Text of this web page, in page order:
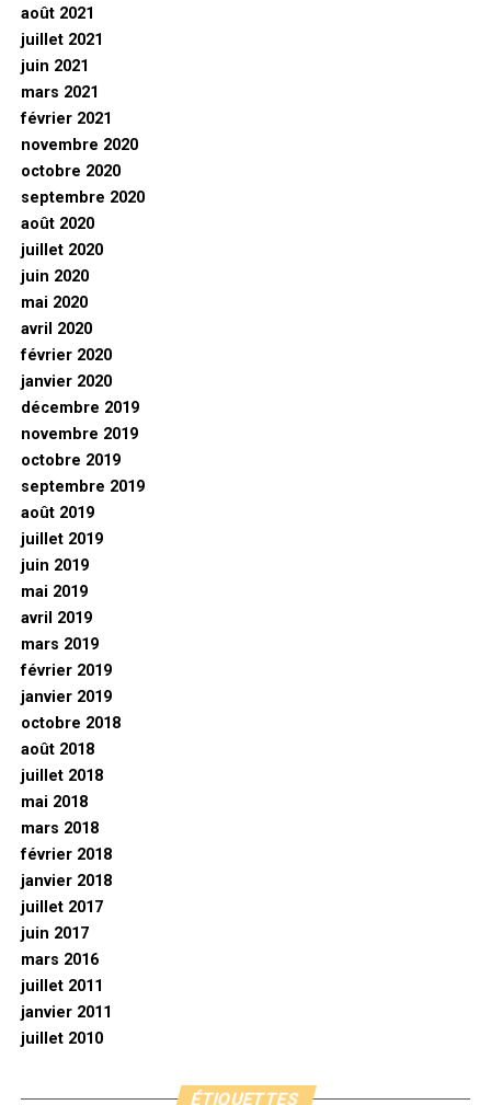
août 2021
juillet 2021
juin 2021
mars 2021
février 2021
novembre 2020
octobre 2020
septembre 2020
août 2020
juillet 2020
juin 2020
mai 2020
avril 2020
février 2020
janvier 2020
décembre 2019
novembre 2019
octobre 2019
septembre 2019
août 2019
juillet 2019
juin 2019
mai 2019
avril 2019
mars 2019
février 2019
janvier 2019
octobre 2018
août 2018
juillet 2018
mai 2018
mars 2018
février 2018
janvier 2018
juillet 2017
juin 2017
mars 2016
juillet 2011
janvier 2011
juillet 2010
ÉTIQUETTES